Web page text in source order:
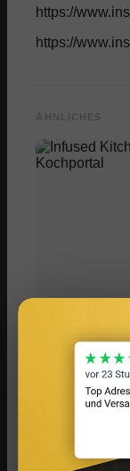
https://
https://
ÄHNLICHES